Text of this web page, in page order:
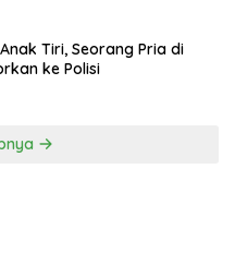
Tiri, Seorang Pria di
ke Polisi